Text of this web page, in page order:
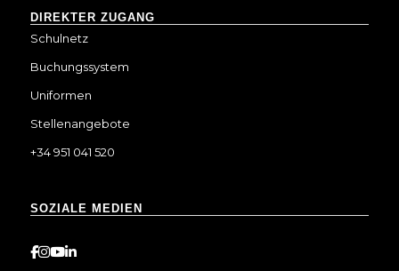
DIREKTER ZUGANG
Schulnetz
Buchungssystem
Uniformen
Stellenangebote
+34 951 041 520
SOZIALE MEDIEN